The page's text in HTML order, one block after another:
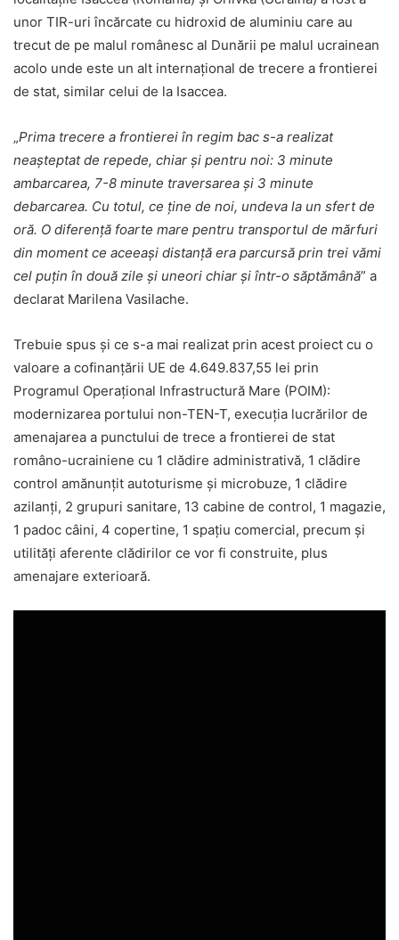
unor TIR-uri încărcate cu hidroxid de aluminiu care au
trecut de pe malul românesc al Dunării pe malul ucrainean
acolo unde este un alt internațional de trecere a frontierei
de stat, similar celui de la Isaccea.
„Prima trecere a frontierei în regim bac s-a realizat
neaşteptat de repede, chiar şi pentru noi: 3 minute
ambarcarea, 7-8 minute traversarea și 3 minute
debarcarea. Cu totul, ce ține de noi, undeva la un sfert de
oră. O diferenţă foarte mare pentru transportul de mărfuri
din moment ce aceeaşi distanţă era parcursă prin trei vămi
cel puţin în două zile şi uneori chiar şi într-o săptămână” a
declarat Marilena Vasilache.
Trebuie spus şi ce s-a mai realizat prin acest proiect cu o
valoare a cofinanțării UE de 4.649.837,55 lei prin
Programul Operaţional Infrastructură Mare (POIM):
modernizarea portului non-TEN-T, execuția lucrărilor de
amenajarea a punctului de trece a frontierei de stat
româno-ucrainiene cu 1 clădire administrativă, 1 clădire
control amănunțit autoturisme și microbuze, 1 clădire
azilanți, 2 grupuri sanitare, 13 cabine de control, 1 magazie,
1 padoc câini, 4 copertine, 1 spațiu comercial, precum şi
utilități aferente clădirilor ce vor fi construite, plus
amenajare exterioară.